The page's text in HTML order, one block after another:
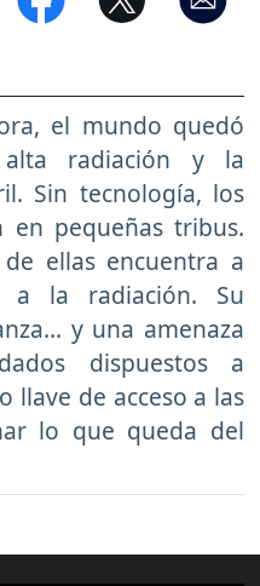
el mundo quedó
radiación y la
Sin tecnología, los
en pequeñas tribus.
ellas encuentra a
a la radiación. Su
y una amenaza
dispuestos a
llave de acceso a las
lo que queda del